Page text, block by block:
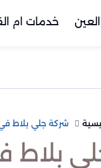
خدمات ام
شركة جلي بلاط
بلاط